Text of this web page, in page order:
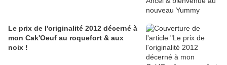
Le prix de l'originalité 2012 décerné à
mon Cak'Oeuf au roquefort & aux
noix !